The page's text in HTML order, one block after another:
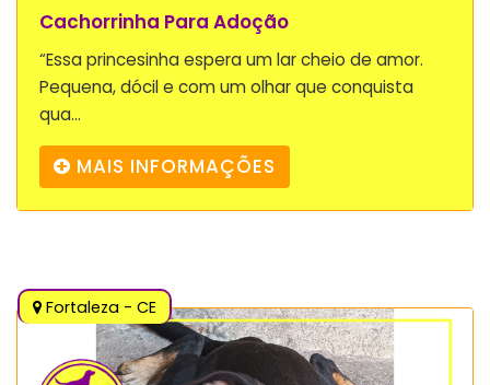
Cachorrinha Para Adoção
“Essa princesinha espera um lar cheio de amor.
Pequena, dócil e com um olhar que conquista
qua...
MAIS INFORMAÇÕES
Fortaleza - CE